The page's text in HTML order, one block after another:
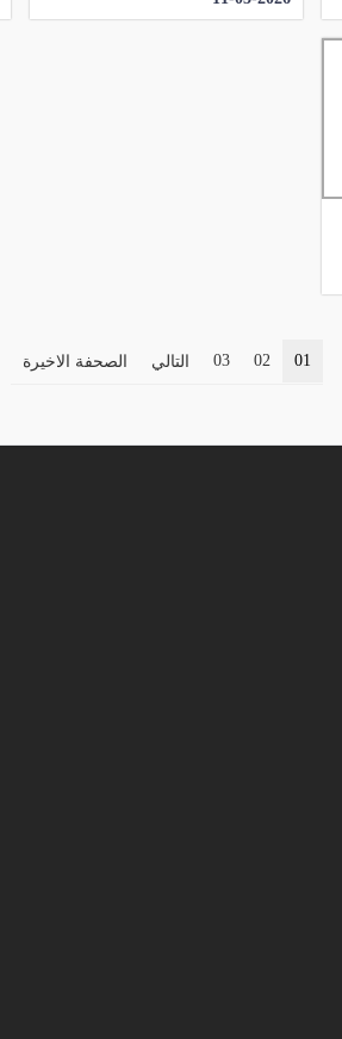
01
02
03 التالي الصحفة الاخيرة